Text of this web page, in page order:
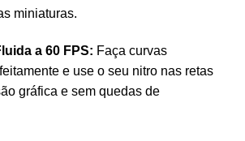
miniaturas.
a 60 FPS: Faça curvas
e use o seu nitro nas retas
gráfica e sem quedas de